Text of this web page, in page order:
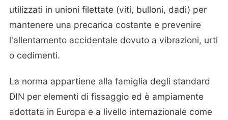
utilizzati in unioni filettate (viti, bulloni, dadi) per
mantenere una precarica costante e prevenire
l'allentamento accidentale dovuto a vibrazioni, urti
o cedimenti.
La norma appartiene alla famiglia degli standard
DIN per elementi di fissaggio ed è ampiamente
adottata in Europa e a livello internazionale come